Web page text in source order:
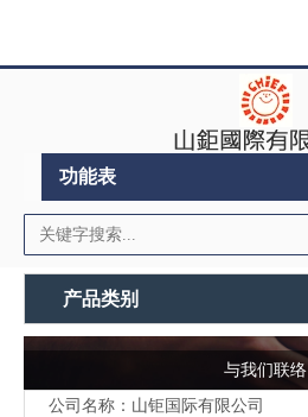
功能表
产品类别
与我们联络
公司名称：山钜国际有限公司